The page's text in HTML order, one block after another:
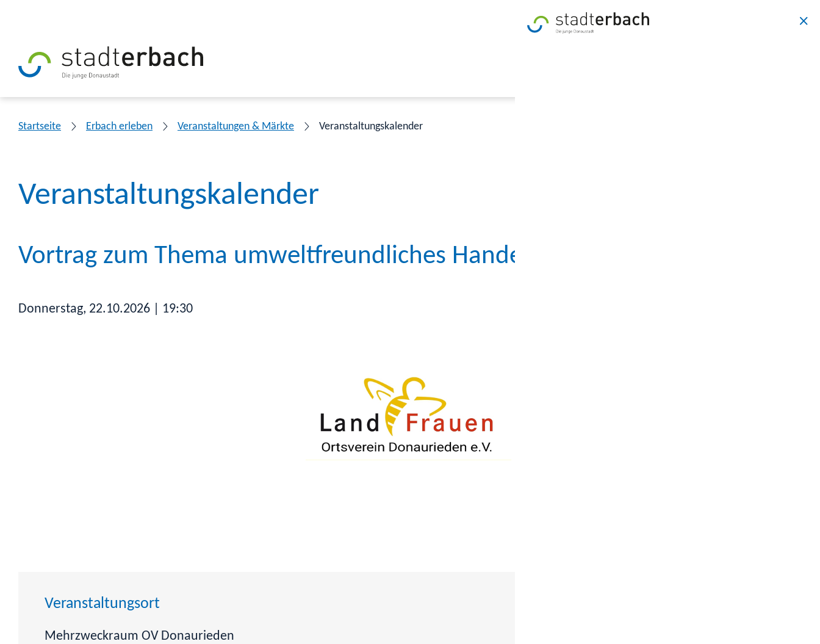
Startseite Erbach erleben Veranstaltungen & Märkte Veranstaltungskalender
Veranstaltungskalender
Donnerstag, 22.10.2026 | 19:30
Vortrag zum Thema umweltfreundliches Handeln
Veranstaltungsort
Mehrzweckraum OV Donaurieden